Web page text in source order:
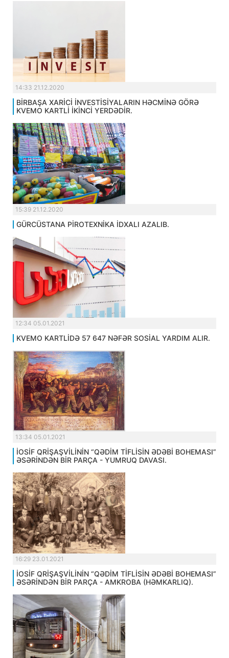
14:33 21.12.2020
BİRBAŞA XARİCİ İNVESTİSİYALARIN HƏCMİNƏ GÖRƏ
KVEMO KARTLİ İKİNCİ YERDƏDİR.
15:39 21.12.2020
GÜRCÜSTANA PİROTEXNİKA İDXALI AZALIB.
12:34 05.01.2021
KVEMO KARTLİDƏ 57 647 NƏFƏR SOSİAL YARDIM ALIR.
13:34 05.01.2021
İOSİF QRİŞAŞVİLİNİN “QƏDİM TİFLİSİN ƏDƏBİ BOHEMASI”
ƏSƏRİNDƏN BİR PARÇA - YUMRUQ DAVASI.
16:29 23.01.2021
İOSİF QRİŞAŞVİLİNİN “QƏDİM TİFLİSİN ƏDƏBİ BOHEMASI”
ƏSƏRİNDƏN BİR PARÇA - AMKROBA (HƏMKARLIQ).